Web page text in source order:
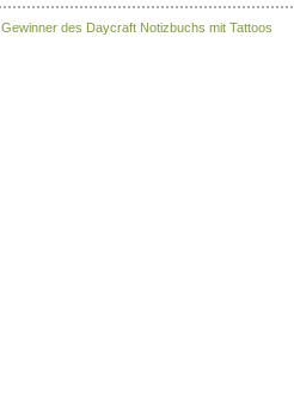
Gewinner des Daycraft Notizbuchs mit Tattoos